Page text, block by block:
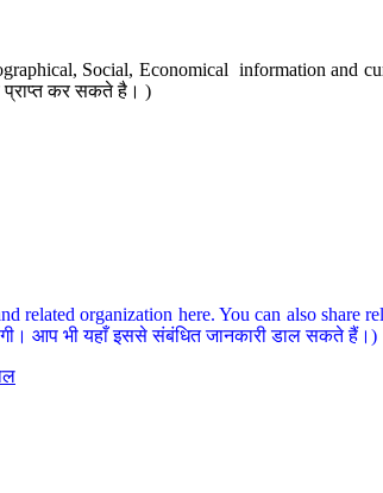
Social, Economical information and
प्राप्त कर सकते है। )
organization here. You can also share
आप भी यहाँ इससे संबंधित जानकारी डाल सकते हैं।)